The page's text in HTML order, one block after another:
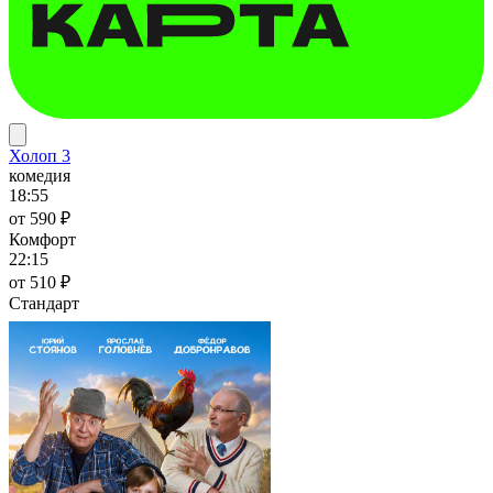
Холоп 3
комедия
18:55
от 590 ₽
Комфорт
22:15
от 510 ₽
Стандарт